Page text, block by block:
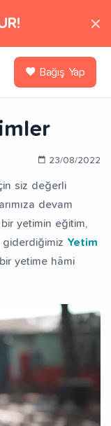
Bağış Yap
23/08/2022
siz değerli
devam
bir yetimin eğitim,
giderdiğimiz Yetim
yetime hâmi